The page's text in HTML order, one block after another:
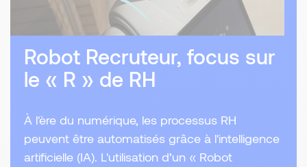
Robot Recruteur, focus sur
le « R » de RH
À l'ère du numérique, les processus RH
peuvent être automatisés grâce à l'intelligence
artificielle (IA). L'utilisation d’un « Robot